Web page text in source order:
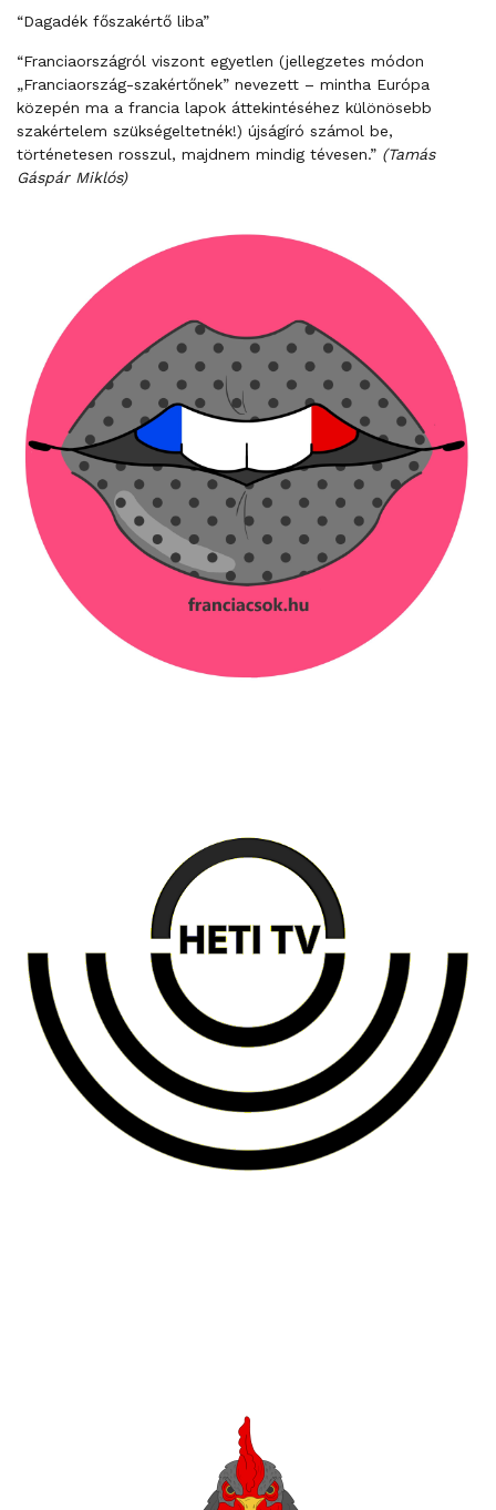
“Dagadék főszakértő liba”
“Franciaországról viszont egyetlen (jellegzetes módon
„Franciaország-szakértőnek” nevezett – mintha Európa
közepén ma a francia lapok áttekintéséhez különösebb
szakértelem szükségeltetnék!) újságíró számol be,
történetesen rosszul, majdnem mindig tévesen.” (Tamás
Gáspár Miklós)